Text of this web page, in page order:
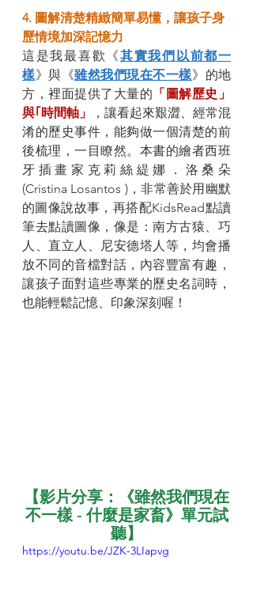
4. 圖解清楚精緻簡單易懂，讓孩子身
歷情境加深記憶力
這是我最喜歡《其實我們以前都一
樣》與《雖然我們現在不一樣》的地
方，裡面提供了大量的 「圖解歷史」
與｢時間軸」
，讓看起來艱澀、經常混
淆的歷史事件，能夠做一個清楚的前
後梳理，一目瞭然。本書的繪者西班
牙插畫家克莉絲緹娜．洛桑朵
(Cristina Losantos )，非常善於用幽默
的圖像說故事，再搭配KidsRead點讀
筆去點讀圖像，像是：南方古猿、巧
人、直立人、尼安德塔人等，均會播
放不同的音檔對話，內容豐富有趣，
讓孩子面對這些專業的歷史名詞時，
也能輕鬆記憶、印象深刻喔！
【影片分享：《雖然我們現在
不一樣 - 什麼是家畜》單元試
聽】
https://youtu.be/JZK-3LIapvg